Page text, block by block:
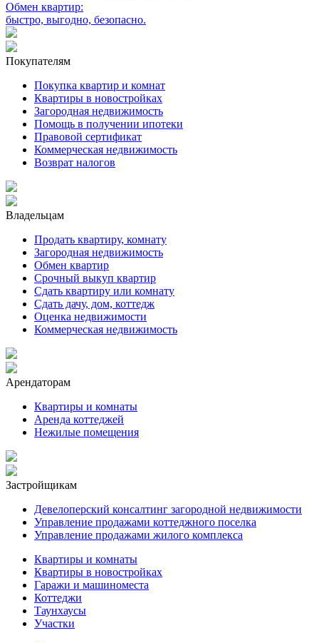
Обмен квартир:
быстро, выгодно, безопасно.
Покупателям
Покупка квартир и комнат
Квартиры в новостройках
Загородная недвижимость
Помощь в получении ипотеки
Правовой сертификат
Коммерческая недвижимость
Возврат налогов
Владельцам
Продать квартиру, комнату
Загородная недвижимость
Обмен квартир
Срочный выкуп квартир
Сдать квартиру или комнату
Сдать дачу, дом, коттедж
Оценка недвижимости
Коммерческая недвижимость
Арендаторам
Квартиры и комнаты
Аренда коттеджей
Нежилые помещения
Застройщикам
Девелоперский консалтинг загородной недвижимости
Управление продажами коттеджного поселка
Управление продажами жилого комплекса
Квартиры и комнаты
Квартиры в новостройках
Гаражи и машиноместа
Коттеджи
Таунхаусы
Участки